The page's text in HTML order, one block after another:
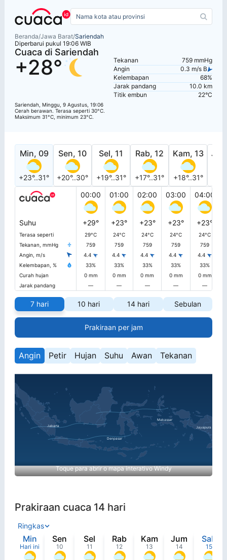
Beranda/Jawa Barat/Sariendah
Diperbarui pukul 19:06 WIB
Cuaca di Sariendah
+28°
Sariendah, Minggu, 9 Agustus, 19:06
Cerah berawan. Terasa seperti 30°C.
Maksimum 31°C, minimum 23°C.
Tekanan
759 mmHg
Angin
0.3 m/s B
Kelembapan
68%
Jarak pandang
10.0 km
Titik embun
22°C
Min, 09
+23°..31°
Sen, 10
+20°..30°
Sel, 11
+19°..31°
Rab, 12
+17°..31°
Kam, 13
+18°..31°
00:00
01:00 02:00 03:00 04:00
Suhu +29° +23° +23° +23° +23°
Terasa seperti 29°C 24°C 24°C 24°C
24°C
Tekanan, mmHg
759 759 759 759
759
Angin, m/s
4.4 4.4 4.4 4.4 4.4
Kelembapan, %
33% 33% 33% 33%
33%
Curah hujan
0 mm 0 mm 0 mm 0 mm 0 mm
Jarak pandang
— — — — —
7 hari 10 hari 14 hari Sebulan
Prakiraan per jam
Angin Petir Hujan Suhu Awan Tekanan
Toque para abrir o mapa interativo Windy
Prakiraan cuaca 14 hari
Ringkas
Min
Hari ini
Sen
10
Sel
11
Rab
12
Kam
13
Jum
14
Sab
15